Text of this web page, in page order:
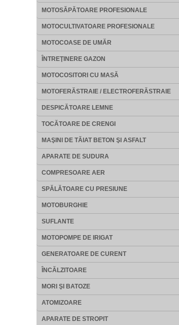
MOTOSĂPĂTOARE PROFESIONALE
MOTOCULTIVATOARE PROFESIONALE
MOTOCOASE DE UMĂR
ÎNTREŢINERE GAZON
MOTOCOSITORI CU MASĂ
MOTOFERĂSTRAIE / ELECTROFERĂSTRAIE
DESPICĂTOARE LEMNE
TOCĂTOARE DE CRENGI
MAŞINI DE TĂIAT BETON ŞI ASFALT
APARATE DE SUDURA
COMPRESOARE AER
SPĂLĂTOARE CU PRESIUNE
MOTOBURGHIE
SUFLANTE
MOTOPOMPE DE IRIGAT
GENERATOARE DE CURENT
ÎNCĂLZITOARE
MORI ŞI BATOZE
ATOMIZOARE
APARATE DE STROPIT